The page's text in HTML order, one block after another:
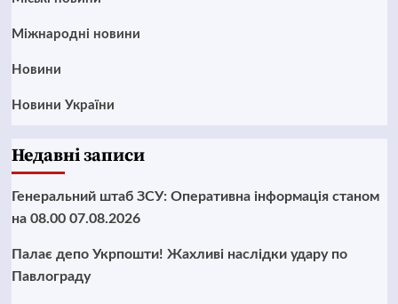
Міжнародні новини
Новини
Новини України
Недавні записи
Генеральний штаб ЗСУ: Оперативна інформація станом
на 08.00 07.08.2026
Палає депо Укрпошти! Жахливі наслідки удару по
Павлограду